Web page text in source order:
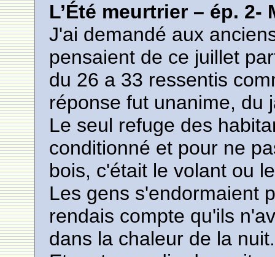
L’Été meurtrier – ép. 2-
J'ai demandé aux
pensaient de ce juillet
du 26 a 33 ressentis
réponse fut unanime, du
Le seul refuge des
conditionné et pour ne
bois, c'était le volant ou
Les gens s'endormaient
rendais compte qu'ils
dans la chaleur de la nuit.